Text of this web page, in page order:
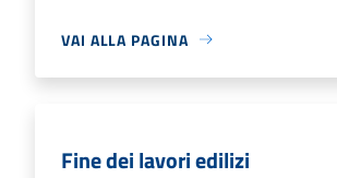
VAI ALLA PAGINA
Fine dei lavori edilizi